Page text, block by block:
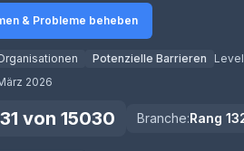
& Probleme beheben
Potenzielle Barrieren
2026
von 15030 Branche:Rang